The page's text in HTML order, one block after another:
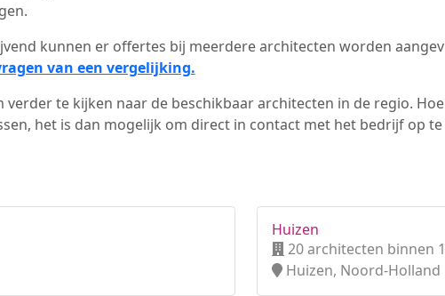
kunnen er offertes bij meerdere architecten worden
van een vergelijking.
verder te kijken naar de beschikbaar architecten in de regio.
het is dan mogelijk om direct in contact met het bedrijf op
Huizen
20 architecten binnen
Huizen, Noord-Holland